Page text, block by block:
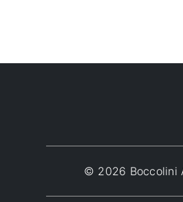
© 2026 Boccolini